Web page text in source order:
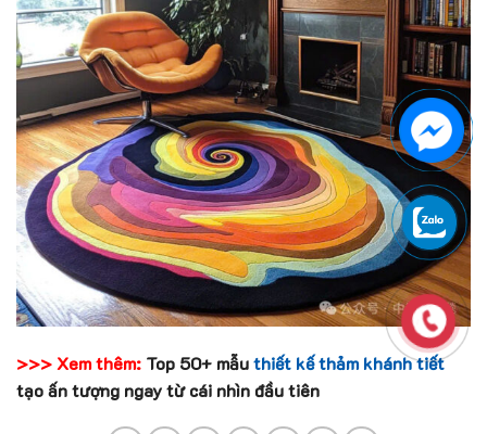
>>> Xem thêm: Top 50+ mẫuthiết kế thảm khánh tiết
tạo ấn tượng ngay từ cái nhìn đầu tiên